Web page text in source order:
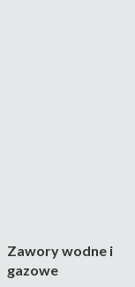
Zawory wodne i
gazowe